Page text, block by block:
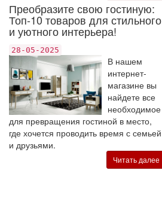
Преобразите свою гостиную:
Топ-10 товаров для стильного
и уютного интерьера!
28-05-2025
В нашем
интернет-
магазине вы
найдете все
необходимое
для превращения гостиной в место,
где хочется проводить время с семьей
и друзьями.
Читать далее